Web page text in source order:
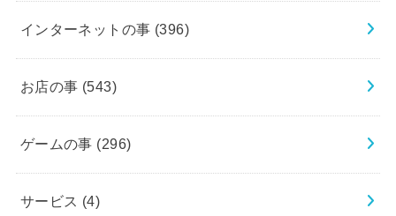
インターネットの事 (396)
お店の事 (543)
ゲームの事 (296)
サービス (4)